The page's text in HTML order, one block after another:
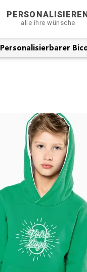
alle ihre wünsche
Personalisierbarer